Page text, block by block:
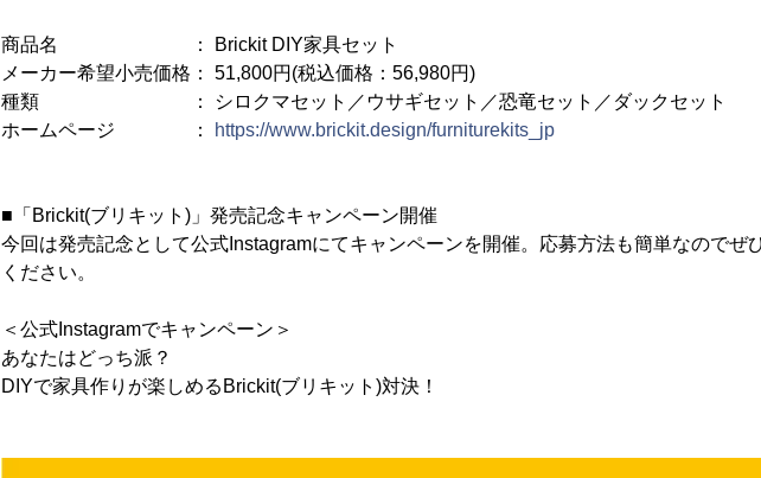
商品名 ： Brickit DIY家具セット
メーカー希望小売価格： 51,800円(税込価格：56,980円)
種類 ： シロクマセット／ウサギセット／恐竜セット／ダックセット
ホームページ ：
https://www.brickit.design/furniturekits_jp
■「Brickit(ブリキット)」発売記念キャンペーン開催
今回は発売記念として公式Instagramにてキャンペーンを開催。応募方法も簡単なのでぜ
ください。
＜公式Instagramでキャンペーン＞
あなたはどっち派？
DIYで家具作りが楽しめるBrickit(ブリキット)対決！